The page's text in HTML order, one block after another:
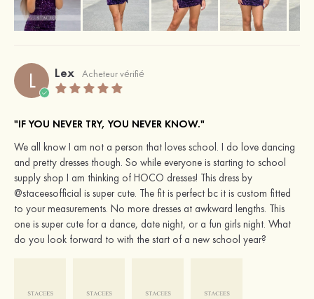
L Lex Acheteur vérifié
"IF YOU NEVER TRY, YOU NEVER KNOW."
We all know I am not a person that loves school. I do love dancing
and pretty dresses though. So while everyone is starting to school
supply shop I am thinking of HOCO dresses! This dress by
@staceesofficial is super cute. The fit is perfect bc it is custom fitted
to your measurements. No more dresses at awkward lengths. This
one is super cute for a dance, date night, or a fun girls night. What
do you look forward to with the start of a new school year?